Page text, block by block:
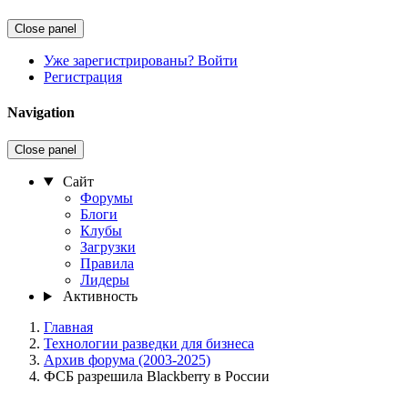
Close panel
Уже зарегистрированы? Войти
Регистрация
Navigation
Close panel
Сайт
Форумы
Блоги
Клубы
Загрузки
Правила
Лидеры
Активность
Главная
Технологии разведки для бизнеса
Архив форума (2003-2025)
ФСБ разрешила Blackberry в России